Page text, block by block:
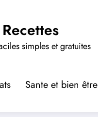
simples et gratuites
Sante et bien être